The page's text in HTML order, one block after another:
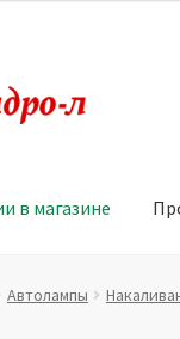
в магазине
Политика в
Автолампы